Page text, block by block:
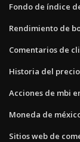
Fondo de índice
Rendimiento de
Comentarios de
Historia del
Acciones de mbi
Moneda de
Sitios web de